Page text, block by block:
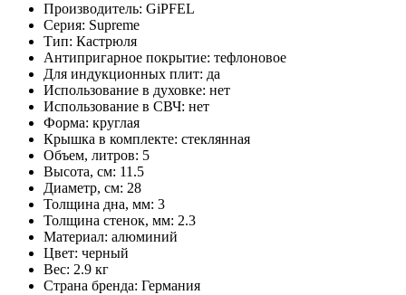
Производитель: GiPFEL
Серия: Supreme
Тип: Кастрюля
Антипригарное покрытие: тефлоновое
Для индукционных плит: да
Использование в духовке: нет
Использование в СВЧ: нет
Форма: круглая
Крышка в комплекте: стеклянная
Объем, литров: 5
Высота, см: 11.5
Диаметр, см: 28
Толщина дна, мм: 3
Толщина стенок, мм: 2.3
Материал: алюминий
Цвет: черный
Вес: 2.9 кг
Страна бренда: Германия